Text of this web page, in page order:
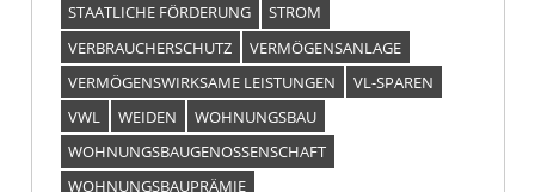
STAATLICHE FÖRDERUNG
STROM
VERBRAUCHERSCHUTZ
VERMÖGENSANLAGE
VERMÖGENSWIRKSAME LEISTUNGEN
VL-SPAREN
VWL
WEIDEN
WOHNUNGSBAU
WOHNUNGSBAUGENOSSENSCHAFT
WOHNUNGSBAUPRÄMIE